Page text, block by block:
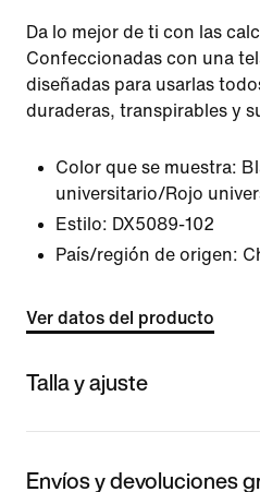
Da lo mejor de ti con las
Confeccionadas con una
diseñadas para usarlas
duraderas, transpirables y
Color que se muestra:
universitario/Rojo
Estilo: DX5089-102
País/región de origen:
Ver datos del producto
Talla y ajuste
Envíos y devoluciones